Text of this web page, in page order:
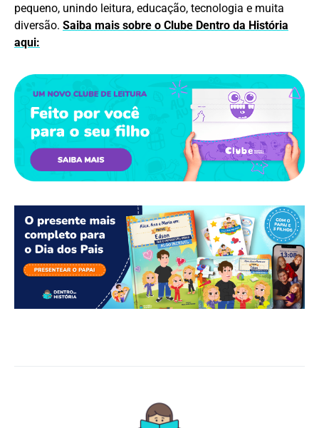
pequeno, unindo leitura, educação, tecnologia e muita
diversão. Saiba mais sobre o Clube Dentro da História
aqui: